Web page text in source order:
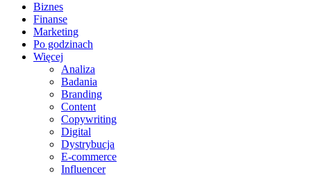
Biznes
Finanse
Marketing
Po godzinach
Więcej
Analiza
Badania
Branding
Content
Copywriting
Digital
Dystrybucja
E-commerce
Influencer